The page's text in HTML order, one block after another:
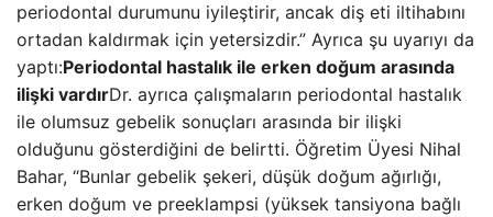
periodontal durumunu iyileştirir, ancak diş eti iltihabını
ortadan kaldırmak için yetersizdir.” Ayrıca şu uyarıyı da
yaptı:Periodontal hastalık ile erken doğum arasında
ilişki vardırDr. ayrıca çalışmaların periodontal hastalık
ile olumsuz gebelik sonuçları arasında bir ilişki
olduğunu gösterdiğini de belirtti. Öğretim Üyesi Nihal
Bahar, “Bunlar gebelik şekeri, düşük doğum ağırlığı,
erken doğum ve preeklampsi (yüksek tansiyona bağlı